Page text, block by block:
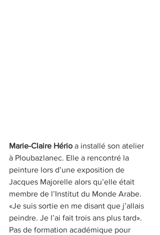
Marie-Claire Hério a installé son atelier
à Ploubazlanec. Elle a rencontré la
peinture lors d’une exposition de
Jacques Majorelle alors qu’elle était
membre de l’Institut du Monde Arabe.
«Je suis sortie en me disant que j’allais
peindre. Je l’ai fait trois ans plus tard».
Pas de formation académique pour